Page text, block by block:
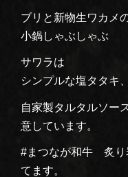
ブリと新物生ワカメ
小鍋しゃぶしゃぶ
サワラは
シンプルな塩タタキ、
自家製タルタルソー
意しています。
#まつなが和牛 炙り
てます。